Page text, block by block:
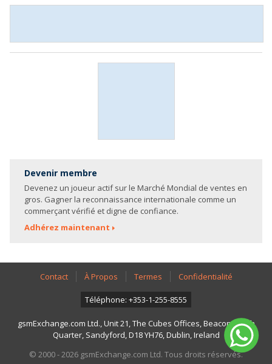
Devenir membre
Devenez un joueur actif sur le Marché Mondial de ventes en
gros. Gagner la reconnaissance internationale comme un
commerçant vérifié et digne de confiance.
Adhérez maintenant
Contact À Propos Termes Confidentialité
Téléphone: +353-1-255-8555
gsmExchange.com Ltd., Unit 21, The Cubes Offices, Beacon South
Quarter, Sandyford, D18 YH76, Dublin, Ireland
© 2000 - 2026 gsmExchange.com Ltd. Tous droits réservés.